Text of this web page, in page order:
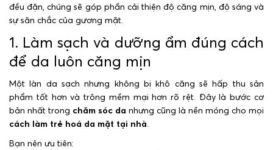
đều đặn, chúng sẽ góp phần cải thiện độ căng mịn, độ sáng và
sự săn chắc của gương mặt.
1. Làm sạch và dưỡng ẩm đúng cách
để da luôn căng mịn
Một làn da sạch nhưng không bị khô căng sẽ hấp thu sản
phẩm tốt hơn và trông mềm mại hơn rõ rệt. Đây là bước cơ
bản nhất trong chăm sóc da nhưng cũng là nền móng cho mọi
cách làm trẻ hoá da mặt tại nhà.
Bạn nên ưu tiên: